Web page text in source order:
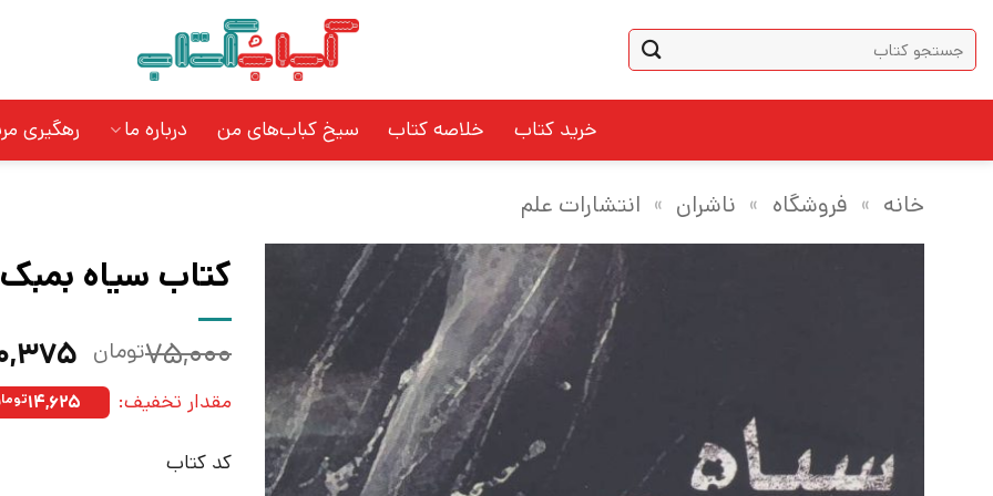
content
جستجو
برای:
خرید کتاب خلاصه کتاب سیخ کباب‌های من درباره ما رهگیری
خانه » فروشگاه » ناشران » انتشارات علم
کتاب سیاه
۷۵,۰۰۰تومان قیمت
اصلی: مقدار تخفیف: ۱۴,۶۲۵
کد کتاب